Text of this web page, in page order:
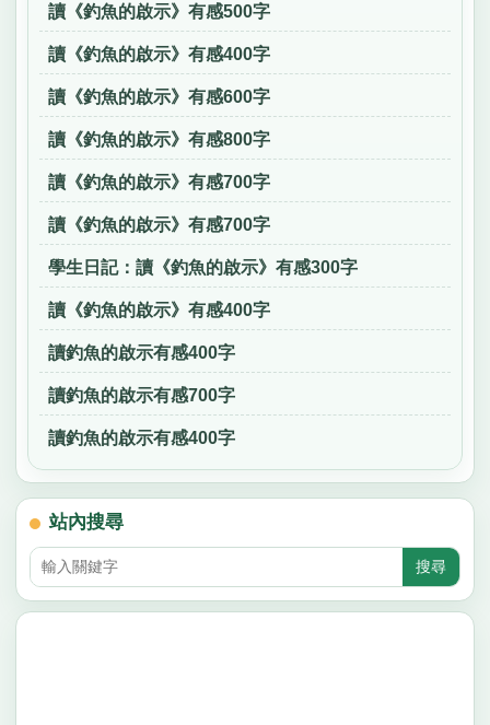
讀《釣魚的啟示》有感500字
讀《釣魚的啟示》有感400字
讀《釣魚的啟示》有感600字
讀《釣魚的啟示》有感800字
讀《釣魚的啟示》有感700字
讀《釣魚的啟示》有感700字
學生日記：讀《釣魚的啟示》有感300字
讀《釣魚的啟示》有感400字
讀釣魚的啟示有感400字
讀釣魚的啟示有感700字
讀釣魚的啟示有感400字
站內搜尋